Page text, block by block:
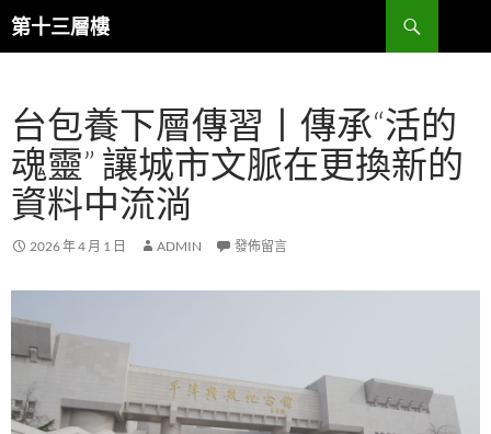
跳
至
內
第十三層樓
搜
尋
台包養下層傳習丨傳承“活的
魂靈” 讓城市文脈在更換新的
資料中流淌
2026 年 4 月 1 日 ADMIN 發佈留言